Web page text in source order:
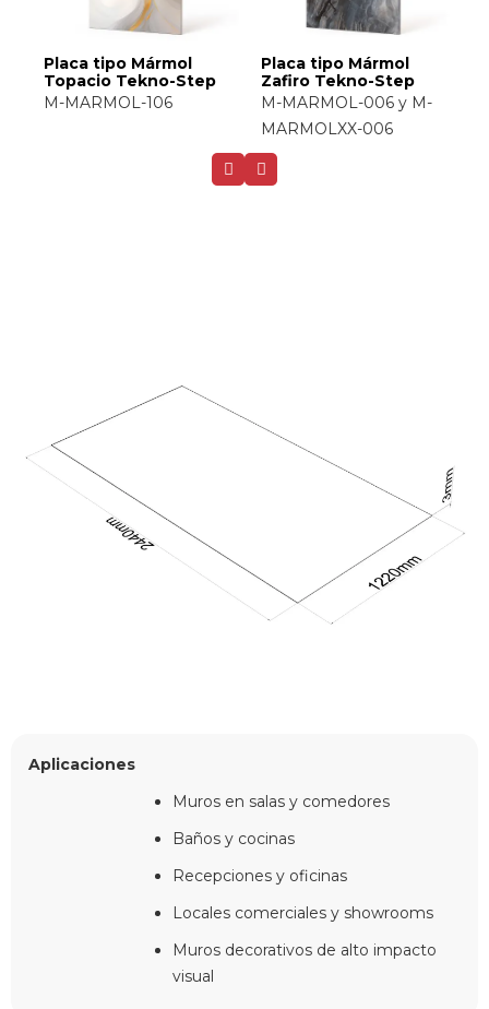
Placa tipo Mármol
Cuarzo Tekno-Step
M-MARMOL-048
Placa tipo Mármol
Arena Tekno-Step
M-MARMOL-020
Aplicaciones
Muros en salas y comedores
Baños y cocinas
Recepciones y oficinas
Locales comerciales y showrooms
Muros decorativos de alto impacto
visual